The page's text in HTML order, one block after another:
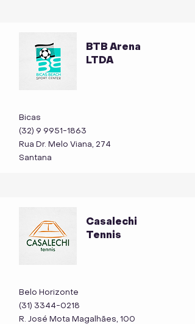
BTB Arena
LTDA
Bicas
(32) 9 9951-1863
Rua Dr. Melo Viana, 274
Santana
Casalechi
Tennis
Belo Horizonte
(31) 3344-0218
R. José Mota Magalhães, 100